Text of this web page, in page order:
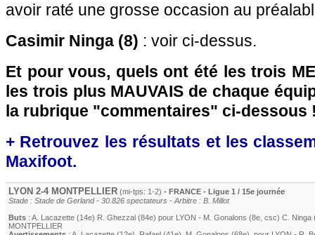
avoir raté une grosse occasion au
Casimir Ninga (8) : voir ci-dessus.
Et pour vous, quels ont été les trois
les trois plus MAUVAIS de chaque
la rubrique "commentaires" ci-dessous
+ Retrouvez les résultats et les
Maxifoot.
LYON 2-4 MONTPELLIER (mi-tps: 1-2) - FRANCE - Ligue 1 / 15e journée
Stade : Stade de Gerland - 30.826 spectateurs - Arbitre : B. Millot
Buts : A. Lacazette (14e) R. Ghezzal (84e) pour LYON - M. Gonalons (8e, csc) C. Ninga
MONTPELLIER